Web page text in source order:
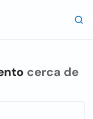
cerca de